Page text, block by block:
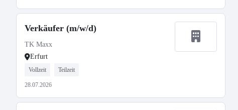
Verkäufer (m/w/d)
TK Maxx
Erfurt
Vollzeit Teilzeit
28.07.2026